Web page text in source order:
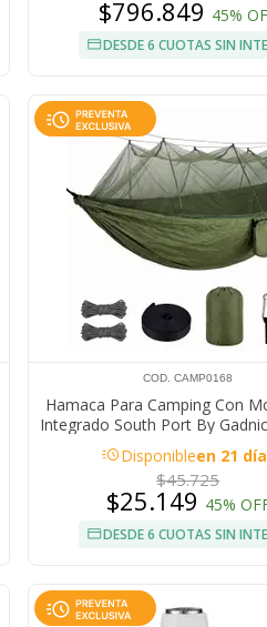
$796.849 45%
DESDE 6 CUOTAS SIN
COD. CAMP0168
Hamaca Para Camping Con
Integrado South Port By
Reforzadas Mosquetones de
acuteDisponibleen 21
$45.725
$25.149 45%
DESDE 6 CUOTAS SIN